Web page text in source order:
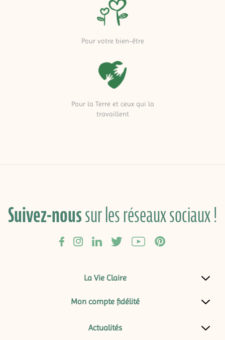
Pour votre bien-être
Pour la Terre et ceux qui la
travaillent
Suivez-noussur les réseaux sociaux !
La Vie Claire
Mon compte fidélité
Actualités